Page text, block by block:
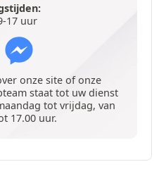
17 uur
onze site of onze
staat tot uw dienst
tot vrijdag, van
17.00 uur.